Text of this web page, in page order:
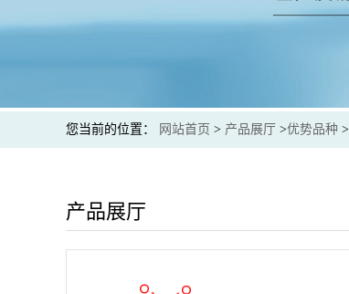
您当前的位置： 网站首页 > 产品展厅 >优势品种 >
产品展厅